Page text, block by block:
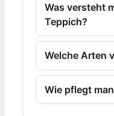
Was versteht
Teppich?
Welche Arten
Wie pflegt